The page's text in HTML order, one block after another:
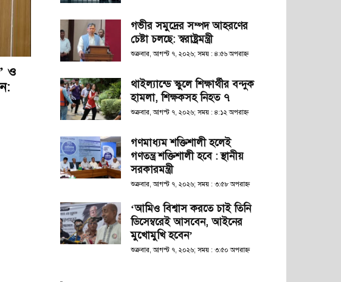
ও
গভীর সমুদ্রের সম্পদ আহরণের
চেষ্টা চলছে: স্বরাষ্ট্রমন্ত্রী
শুক্রবার, আগস্ট ৭, ২০২৬; সময় : ৪:৫৬ অপরাহ্ণ
থাইল্যান্ডে স্কুলে শিক্ষার্থীর বন্দুক
হামলা, শিক্ষকসহ নিহত ৭
শুক্রবার, আগস্ট ৭, ২০২৬; সময় : ৪:১২ অপরাহ্ণ
গণমাধ্যম শক্তিশালী হলেই
গণতন্ত্র শক্তিশালী হবে : স্থানীয়
সরকারমন্ত্রী
শুক্রবার, আগস্ট ৭, ২০২৬; সময় : ৩:৫৮ অপরাহ্ণ
‘আমিও বিশ্বাস করতে চাই তিনি
ডিসেম্বরেই আসবেন, আইনের
মুখোমুখি হবেন’
শুক্রবার, আগস্ট ৭, ২০২৬; সময় : ৩:৫০ অপরাহ্ণ